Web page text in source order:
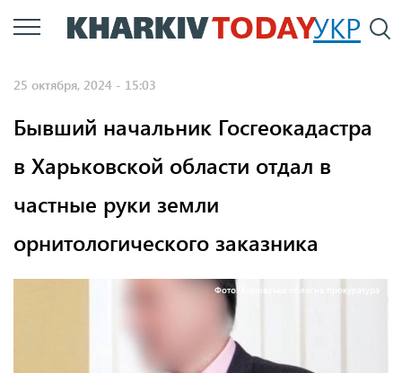
Перейти
к
УКР
25 октября, 2024 - 15:03
Бывший начальник Госгеокадастра
в Харьковской области отдал в
частные руки земли
орнитологического заказника
Фото: Харківська обласна прокуратура